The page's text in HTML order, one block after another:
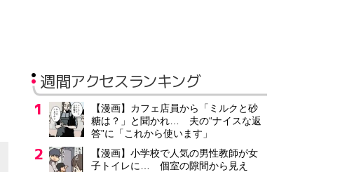
週間アクセスランキング
【漫画】カフェ店員から「ミルクと砂
糖は？」と聞かれ… 夫の“ナイスな返
答”に「これから使います」
【漫画】小学校で人気の男性教師が女
子トイレに… 個室の隙間から見え